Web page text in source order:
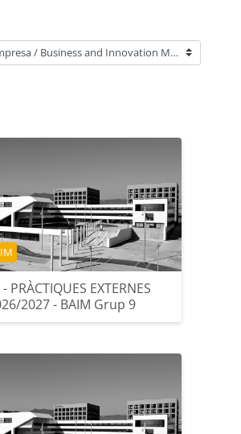
PRÀCTIQUES EXTERNES
2027 - BAIM Grup 9
curs